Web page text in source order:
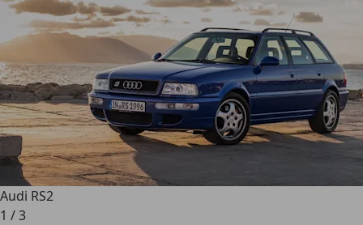
Audi RS2
1 /3